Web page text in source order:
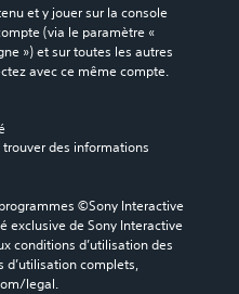
et y jouer sur la console
(via le paramètre «
») et sur toutes les autres
avec ce même compte.
©Sony Interactive
exclusive de Sony Interactive
conditions d’utilisation des
d’utilisation complets,
legal.